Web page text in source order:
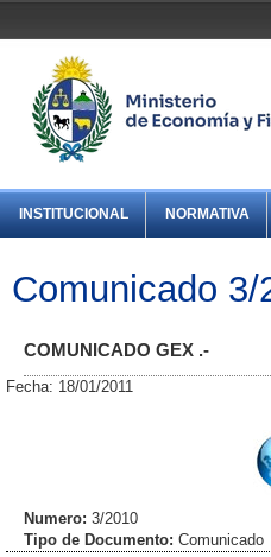
INSTITUCIONAL NORMATIVA
Comunicado 3/
COMUNICADO GEX .-
Fecha: 18/01/2011
Numero: 3/2010
Tipo de Documento: Comunicado